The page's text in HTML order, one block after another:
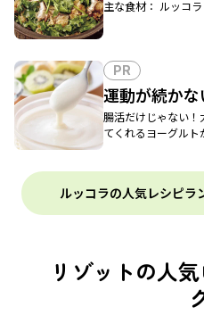
主な食材： ルッコ
PR
運動が続か
腸活だけじゃない！
てくれるヨーグルト
ルッコラの人気レシピラ
リゾットの人